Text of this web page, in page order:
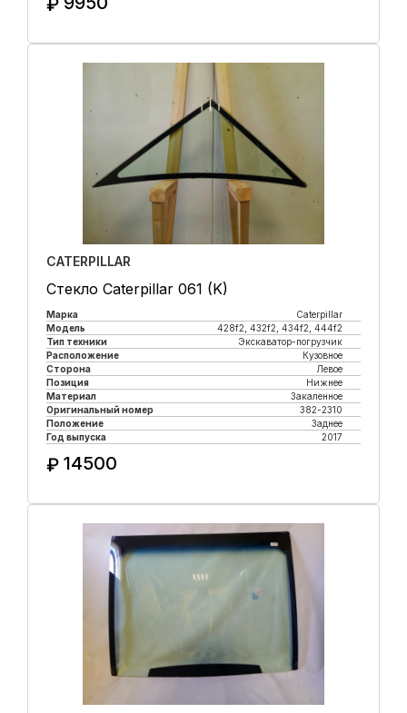
₽
CATERPILLAR
Стекло Caterpillar 061 (K)
Марка
Caterpillar
Модель
428f2, 432f2, 434f2, 444f2
Тип техники
Экскаватор-погрузчик
Расположение
Кузовное
Сторона
Левое
Позиция
Нижнее
Материал
Закаленное
Оригинальный номер
382-2310
Положение
Заднее
Год выпуска
2017
₽ 14500